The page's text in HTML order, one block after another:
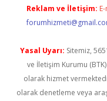
Reklam ve İletişim:
Yasal Uyarı: Sitemiz,
ve İletişim Kurumu
olarak hizmet
olarak denetleme veya